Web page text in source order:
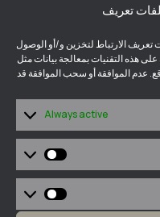
تعريف
الارتباط لتخزين و/أو الوصول
هذه التقنيات بمعالجة بيانات مثل
عدم الموافقة أو سحب الموافقة قد
Always active
الإحصائيات
Marketing
التجذر الاجتماعي في إسبانيا (دليل 2026): الشروط،